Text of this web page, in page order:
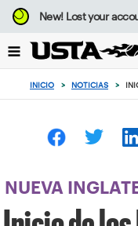
Enfoque
desde
botón
volver
principio
New!Lost your
INICIO > NOTICIAS >
NUEVA